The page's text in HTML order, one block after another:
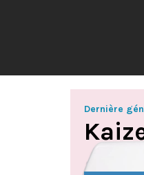
Dernière